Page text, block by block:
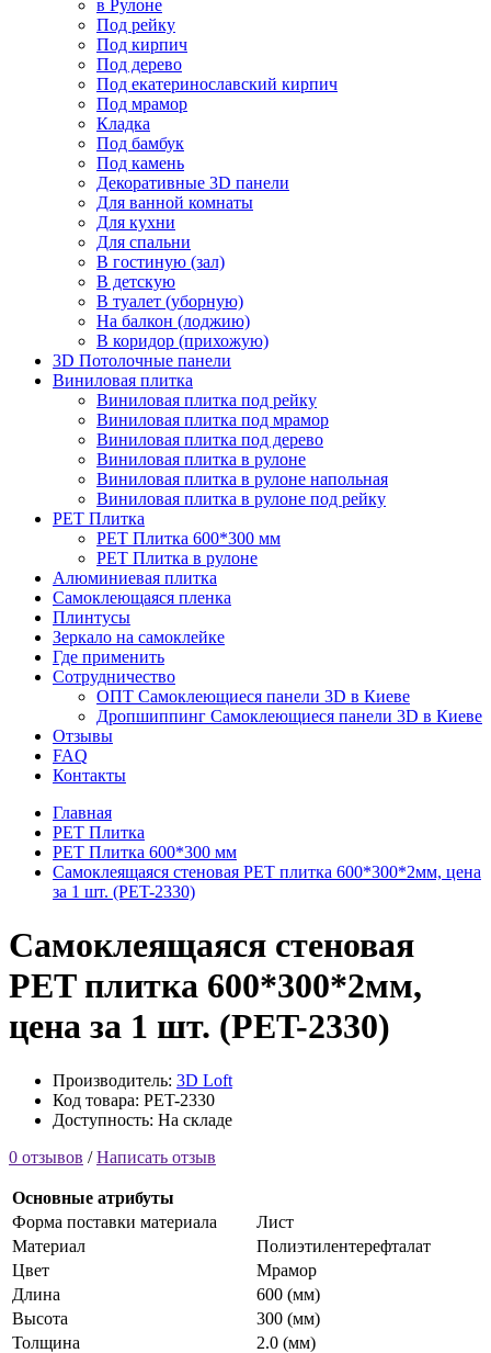
в Рулоне
Под рейку
Под кирпич
Под дерево
Под екатеринославский кирпич
Под мрамор
Кладка
Под бамбук
Под камень
Декоративные 3D панели
Для ванной комнаты
Для кухни
Для спальни
В гостиную (зал)
В детскую
В туалет (уборную)
На балкон (лоджию)
В коридор (прихожую)
3D Потолочные панели
Виниловая плитка
Виниловая плитка под рейку
Виниловая плитка под мрамор
Виниловая плитка под дерево
Виниловая плитка в рулоне
Виниловая плитка в рулоне напольная
Виниловая плитка в рулоне под рейку
PET Плитка
PET Плитка 600*300 мм
PET Плитка в рулоне
Алюминиевая плитка
Самоклеющаяся пленка
Плинтусы
Зеркало на самоклейке
Где применить
Сотрудничество
ОПТ Самоклеющиеся панели 3D в Киеве
Дропшиппинг Самоклеющиеся панели 3D в Киеве
Отзывы
FAQ
Контакты
Главная
PET Плитка
PET Плитка 600*300 мм
Самоклеящаяся стеновая PET плитка 600*300*2мм, цена
за 1 шт. (PET-2330)
Самоклеящаяся стеновая
PET плитка 600*300*2мм,
цена за 1 шт. (PET-2330)
Производитель: 3D Loft
Код товара: PET-2330
Доступность: На складе
0 отзывов /Написать отзыв
Основные атрибуты
Форма поставки материала
Лист
Материал
Полиэтилентерефталат
Цвет
Мрамор
Длина
600 (мм)
Высота
300 (мм)
Толщина
2.0 (мм)